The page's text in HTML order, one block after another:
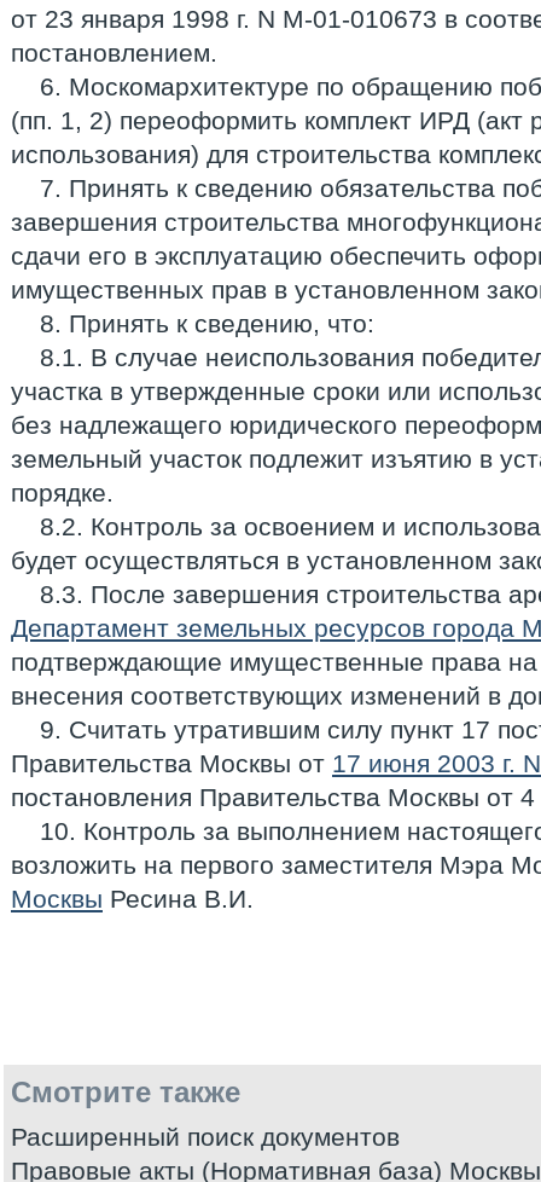
от 23 января 1998 г. N М-01-010673 в
постановлением.
6. Москомархитектуре по обращению
(пп. 1, 2) переоформить комплект ИРД (акт
использования) для строительства
7. Принять к сведению обязательства
завершения строительства
сдачи его в эксплуатацию обеспечить
имущественных прав в установленном
8. Принять к сведению, что:
8.1. В случае неиспользования
участка в утвержденные сроки или
без надлежащего юридического
земельный участок подлежит изъятию в
порядке.
8.2. Контроль за освоением и
будет осуществляться в установленном
8.3. После завершения строительства
Департамент земельных ресурсов города
подтверждающие имущественные права на
внесения соответствующих изменений в
9. Считать утратившим силу пункт 17
Правительства Москвы от 17 июня 2003 г.
постановления Правительства Москвы от
10. Контроль за выполнением
возложить на первого заместителя Мэра
Москвы Ресина В.И.
Смотрите также
Расширенный поиск документов
Правовые акты (Нормативная база) Москвы